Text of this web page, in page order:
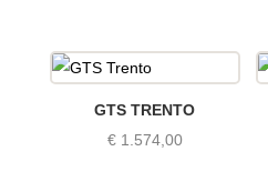
GTS TRENTO
€1.574,00